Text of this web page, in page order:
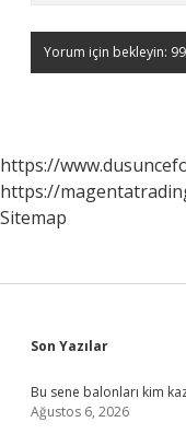
https://
https://
Sitemap
Sidebar
Son Yazılar
Bu sene balonları kim
Ağustos 6, 2026